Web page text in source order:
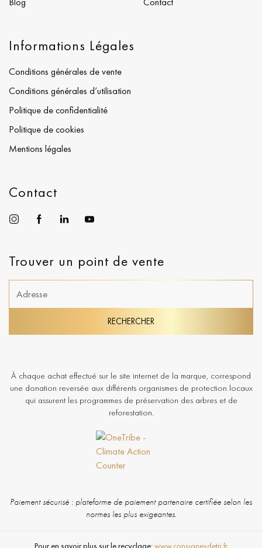
Informations Légales
Conditions générales de vente
Conditions générales d’utilisation
Politique de confidentialité
Politique de cookies
Mentions légales
Contact
Trouver un point de vente
RECHERCHER
À chaque achat effectué sur le site internet de la marque, correspond
une donation reversée aux différents organismes de protection locaux
qui assurent les programmes de préservation des arbres et de
reforestation.
Paiement sécurisé : plateforme de paiement partenaire certifiée selon les
normes les plus exigeantes.
Pour en savoir plus sur le recyclage:www.consignesdetri.fr